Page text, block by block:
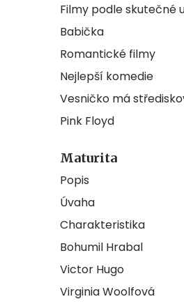
Filmy podle skutečné
Babička
Romantické filmy
Nejlepší komedie
Vesničko má
Pink Floyd
Maturita
Popis
Úvaha
Charakteristika
Bohumil Hrabal
Victor Hugo
Virginia Woolfová